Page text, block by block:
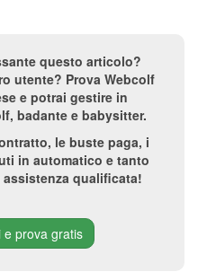
questo articolo?
utente? Prova Webcolf
e potrai gestire in
badante e babysitter.
le buste paga, i
in automatico e tanto
qualificata!
e prova gratis